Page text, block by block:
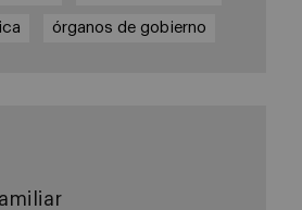
órganos de gobierno